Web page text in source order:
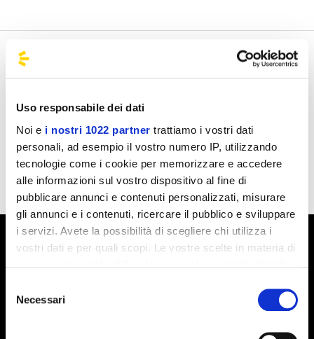
Uso responsabile dei dati
Noi e i nostri 1022 partner trattiamo i vostri dati
personali, ad esempio il vostro numero IP, utilizzando
tecnologie come i cookie per memorizzare e accedere
alle informazioni sul vostro dispositivo al fine di
pubblicare annunci e contenuti personalizzati, misurare
gli annunci e i contenuti, ricercare il pubblico e sviluppare
i servizi. Avete la possibilità di scegliere chi utilizza i
vostri dati e per quali scopi. Le vostre scelte in materia di
modificare o revocare il proprio consenso in qualsiasi
momento dalla Dichiarazione sui cookie o facendo clic
delNecessari
Benvenuto nella pagina delle agenzie ufficiali di
BusForFun, per trovare rapidamente le agenzie che fanno
tutto il territorio italiano e anche da alcune parti d'Europa
come Spagna, Francia e Germania, BusForFun ti offre un
servizio unico, ovunque tu sia.